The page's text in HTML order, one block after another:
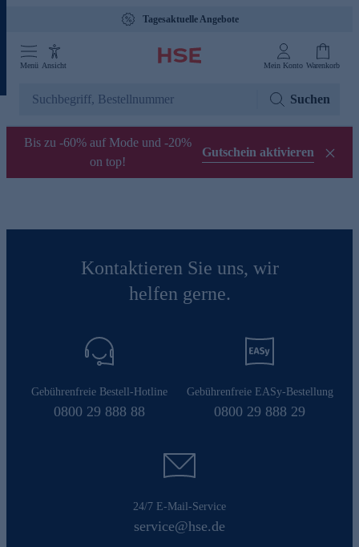
Tagesaktuelle Angebote
Menü Ansicht Mein Konto Warenkorb
Suchen
Bis zu -60% auf Mode und -20%
on top!
Gutschein aktivieren
Kontaktieren Sie uns, wir
helfen gerne.
Gebührenfreie Bestell-Hotline
0800 29 888 88
Gebührenfreie EASy-Bestellung
0800 29 888 29
24/7 E-Mail-Service
service@hse.de